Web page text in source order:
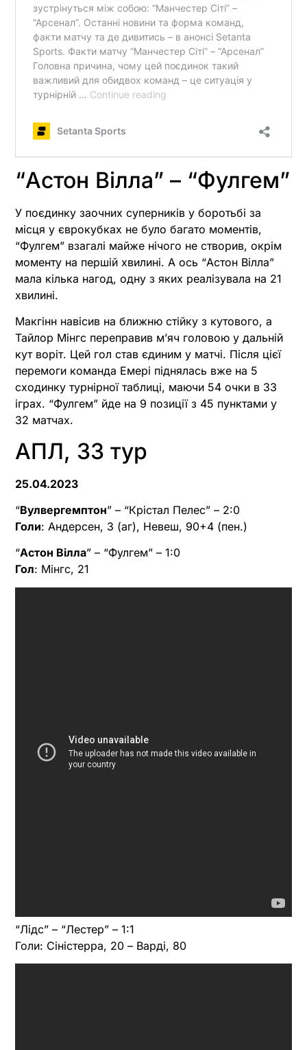
“Астон Вілла” – “Фулгем”
У поєдинку заочних суперників у боротьбі за
місця у єврокубках не було багато моментів,
“Фулгем” взагалі майже нічого не створив, окрім
моменту на першій хвилині. А ось “Астон Вілла”
мала кілька нагод, одну з яких реалізувала на 21
хвилині.
Макгінн навісив на ближню стійку з кутового, а
Тайлор Мінгс переправив м’яч головою у дальній
кут воріт. Цей гол став єдиним у матчі. Після цієї
перемоги команда Емері піднялась вже на 5
сходинку турнірної таблиці, маючи 54 очки в 33
іграх. “Фулгем” йде на 9 позиції з 45 пунктами у
32 матчах.
АПЛ, 33 тур
25.04.2023
“Вулвергемптон” – “Крістал Пелес” – 2:0
Голи: Андерсен, 3 (аг), Невеш, 90+4 (пен.)
“Астон Вілла” – “Фулгем” – 1:0
Гол: Мінгс, 21
“Лідс” – “Лестер” – 1:1
Голи: Сіністерра, 20 – Варді, 80